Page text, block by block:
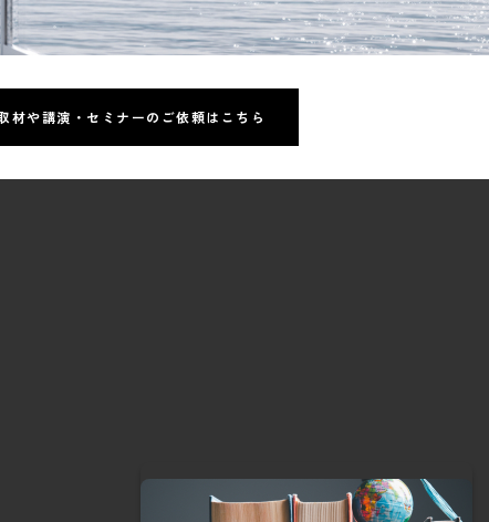
材や講演・セミナーのご依頼はこちら